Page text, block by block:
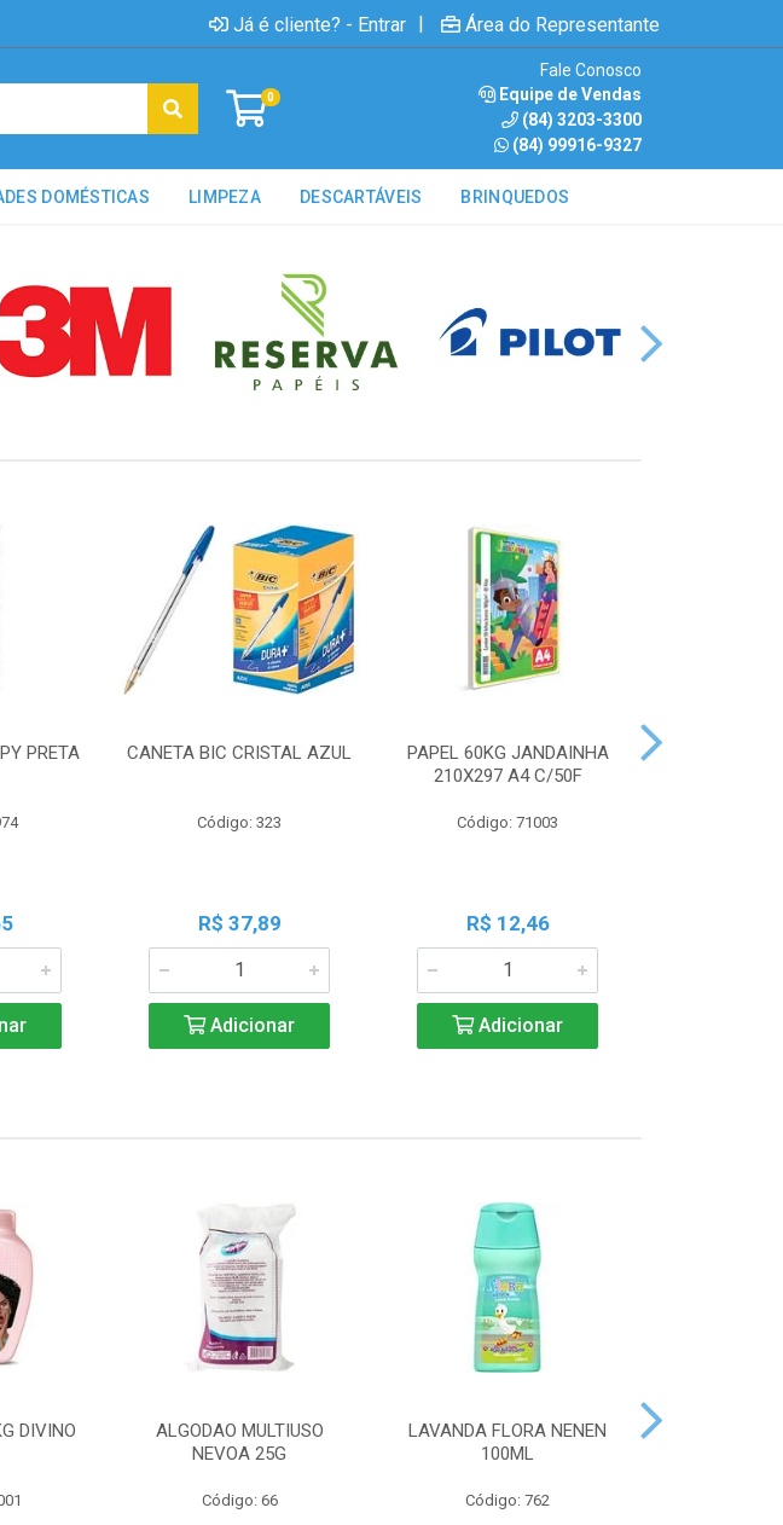
Já é cliente? - Entrar | Área do Representante
0
Fale Conosco
Equipe de Vendas
(84) 3203-3300
(84) 99916-9327
DOMÉSTICAS LIMPEZA DESCARTÁVEIS BRINQUEDOS
PRETA
CANETA BIC CRISTAL AZUL
Código: 323
R$ 37,89
Adicionar
PAPEL 60KG JANDAINHA
210X297 A4 C/50F
Código: 71003
R$ 12,46
Adicionar
DIVINO
ALGODAO MULTIUSO
NEVOA 25G
Código: 66
LAVANDA FLORA NENEN
100ML
Código: 762